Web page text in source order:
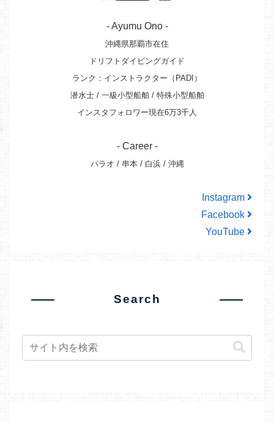
- Ayumu Ono -
沖縄県那覇市在住
ドリフトダイビングガイド
ランク：インストラクター（PADI）
潜水士 / 一級小型船舶 / 特殊小型船舶
インスタフォロワー現在6万3千人
- Career -
パラオ / 串本 / 白浜 / 沖縄
Instagram
Facebook
YouTube
Search